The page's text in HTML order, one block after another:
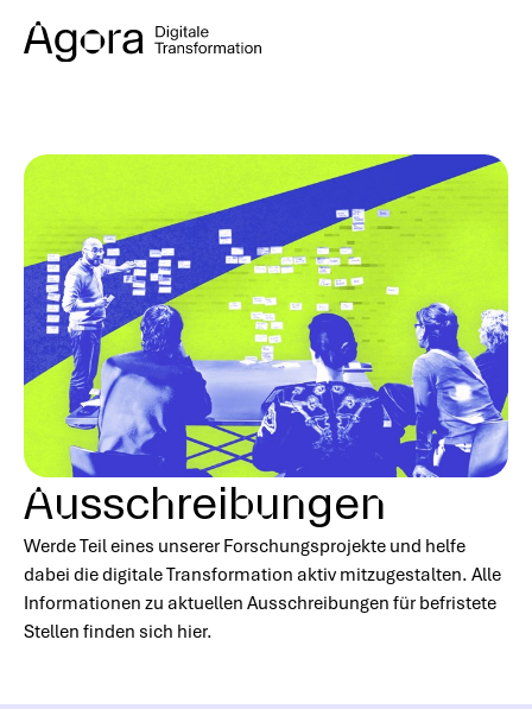
Ausschreibungen
Werde Teil eines unserer Forschungsprojekte und helfe
dabei die digitale Transformation aktiv mitzugestalten. Alle
Informationen zu aktuellen Ausschreibungen für befristete
Stellen finden sich hier.